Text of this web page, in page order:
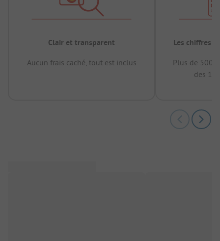
Clair et transparent
Aucun frais caché, tout est inclus
Les chiffres
Plus de
des 12